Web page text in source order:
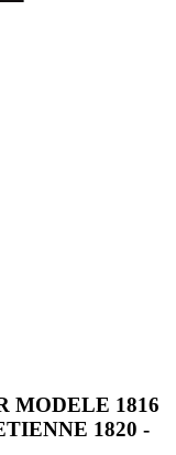
MODELE 1816
1820 -